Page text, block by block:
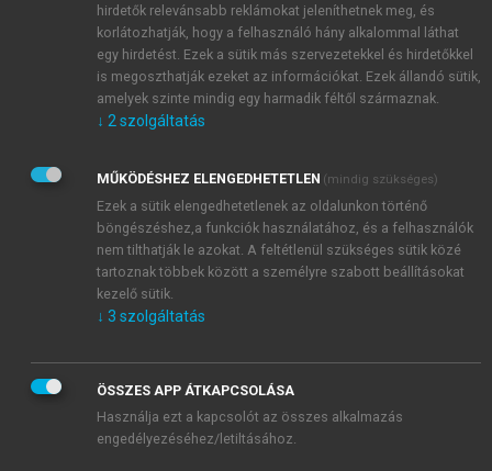
JELSZÓ ÚJRA
Kérek értesítést a MeRSZ újdonságairól, akcióiról.
Kérek értesítést az Akadémiai Kiadó Zrt. újdonságairól,
Adatkezelési tájékoztatóbanfoglaltakat tudomásul
veszem és elfogadom.
Általános vásárlási feltételeket, valamint a szotar.netés a
mersz.huoldalak licencszerződéseiben foglaltakat
tudomásul veszem és elfogadom.
KIPRÓBÁLOM
hirdetők relevánsabb reklámokat jeleníthetnek meg, és
korlátozhatják, hogy a felhasználó hány alkalommal láthat
egy hirdetést. Ezek a sütik más szervezetekkel és hirdetőkkel
is megoszthatják ezeket az információkat. Ezek állandó sütik,
amelyek szinte mindig egy harmadik féltől származnak.
↓ 2 szolgáltatás
MŰKÖDÉSHEZ ELENGEDHETETLEN (mindig szükséges)
Ezek a sütik elengedhetetlenek az oldalunkon történő
böngészéshez,a funkciók használatához, és a felhasználók
nem tilthatják le azokat. A feltétlenül szükséges sütik közé
tartoznak többek között a személyre szabott beállításokat
kezelő sütik.
↓ 3 szolgáltatás
ÖSSZES APP ÁTKAPCSOLÁSA
Használja ezt a kapcsolót az összes alkalmazás
engedélyezéséhez/letiltásához.